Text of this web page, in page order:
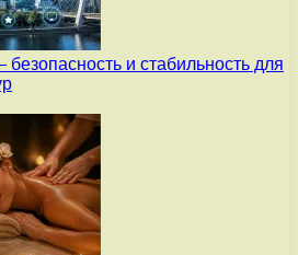
и стабильность для